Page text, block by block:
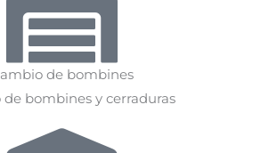
de bombines
bombines y cerraduras